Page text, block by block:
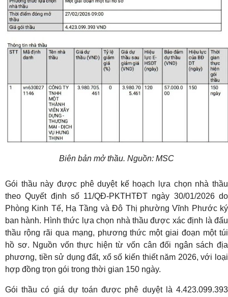
Biên bản mở thầu. Nguồn: MSC
Gói thầu này được phê duyệt kế hoạch lựa chọn nhà thầu
theo Quyết định số 11/QĐ-PKTHTĐT ngày 30/01/2026 do
Phòng Kinh Tế, Hạ Tầng và Đô Thị phường Vĩnh Phước ký
ban hành. Hình thức lựa chọn nhà thầu được xác định là đấu
thầu rộng rãi qua mạng, phương thức một giai đoạn một túi
hồ sơ. Nguồn vốn thực hiện từ vốn cân đối ngân sách địa
phương, tiền sử dụng đất, xổ số kiến thiết năm 2026, với loại
hợp đồng trọn gói trong thời gian 150 ngày.
Gói thầu có giá dự toán được phê duyệt là 4.423.099.393